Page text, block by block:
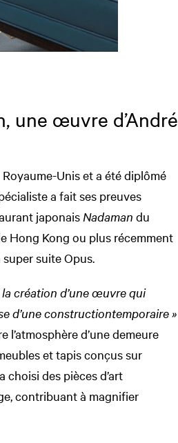
une œuvre d’André
Unis et a été diplômé
a fait ses preuves
japonais Nadaman du
Hong Kong ou plus récemment
suite Opus.
la création d’une œuvrequi
d’une constructiontemporaire»
l’atmosphère d’une demeure
et tapis conçus sur
choisi des pièces d’art
contribuant à magnifier